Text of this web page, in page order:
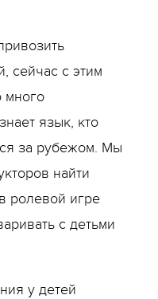
сейчас с этим
много
язык, кто
за рубежом. Мы
найти
ролевой игре
с детьми
у детей